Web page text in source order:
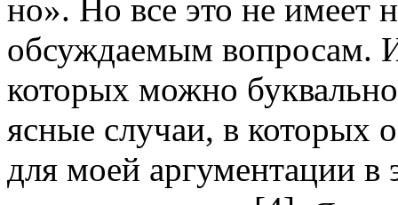
но». Но все это не имеет
обсуждаемым вопро­сам.
которых можно
ясные случаи, в которых
для моей аргументации в